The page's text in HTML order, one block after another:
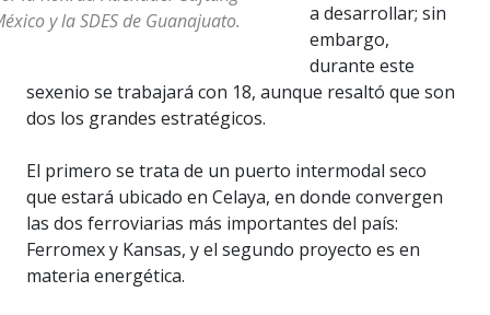
y la SDES de Guanajuato.
a desarrollar; sin
embargo,
durante este
sexenio se trabajará con 18, aunque resaltó que son
dos los grandes estratégicos.
El primero se trata de un puerto intermodal seco
que estará ubicado en Celaya, en donde convergen
las dos ferroviarias más importantes del país:
Ferromex y Kansas, y el segundo proyecto es en
materia energética.